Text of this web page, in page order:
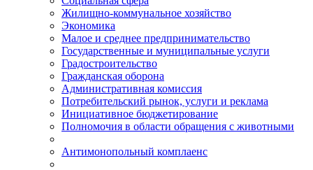
Жилищно-коммунальное хозяйство
Экономика
Малое и среднее предпринимательство
Государственные и муниципальные услуги
Градостроительство
Гражданская оборона
Административная комиссия
Потребительский рынок, услуги и реклама
Инициативное бюджетирование
Полномочия в области обращения с животными
Антимонопольный комплаенс